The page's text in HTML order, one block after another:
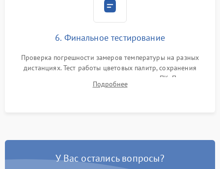
6. Финальное тестирование
Проверка погрешности замеров температуры на разных
дистанциях. Тест работы цветовых палитр, сохранения
термограмм в память и передачи данных на ПК. Проверка
автономности работы и итоговый контроль качества.
Подробнее
У Вас остались вопросы?